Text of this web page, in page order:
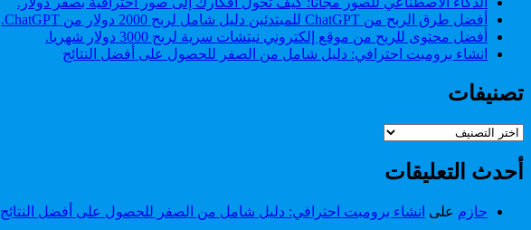
مجانا.
على
blogger
مجانا.
أفضل طرق الربح من ChatGPT للمبتدئين دليل شامل لربح 2000 دولار من ChatGPT.
أفضل محتوى للربح من موقع إلكتروني نيتشات سرية لربح 3000 دولار شهريا.
انشاء برومبت احترافي: دليل شامل من الصفر للحصول على أفضل النتائج
تصنيفات
تصنيفات
أحدث التعليقات
حازم على انشاء برومبت احترافي: دليل شامل من الصفر للحصول على أفضل النتائج